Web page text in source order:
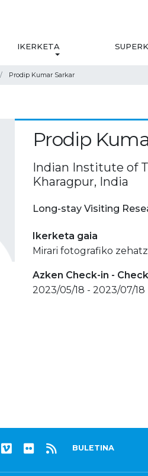
IKERKETA
Prodip Kumar Sarkar
Prodip
Indian Institute of
Kharagpur, India
Long-stay Visiting
Ikerketa gaia
Mirari fotografiko
Azken Check-in -
2023/05/18 - 2023/07/18
BULETINA